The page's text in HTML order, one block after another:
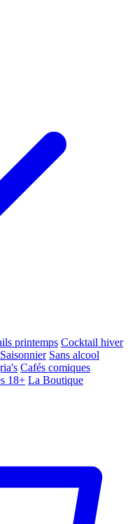
printemps Cocktail hiver
Saisonnier Sans alcool
Cafés comiques
18+ La Boutique